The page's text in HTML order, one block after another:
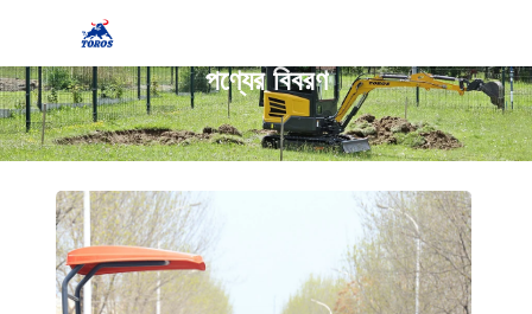
পণ্যের বিবরণ